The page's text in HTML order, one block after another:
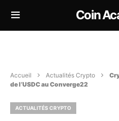
Coin
Accueil Actualités Crypto
de l’USDC au Converge22
ACTUALITÉS CRYPTO